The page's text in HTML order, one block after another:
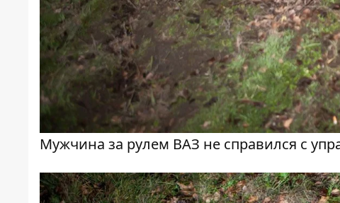
Мужчина за рулем ВАЗ не справился с